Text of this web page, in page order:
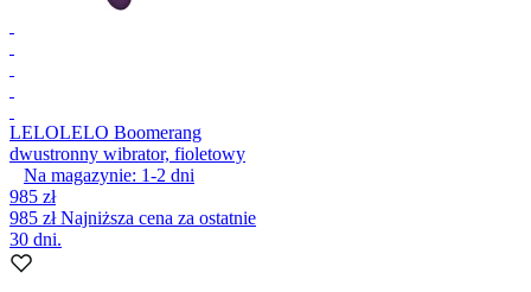
LELOLELO Boomerang
dwustronny wibrator, fioletowy
Na magazynie: 1-2 dni
985 zł
985 złNajniższa cena za ostatnie
30 dni.